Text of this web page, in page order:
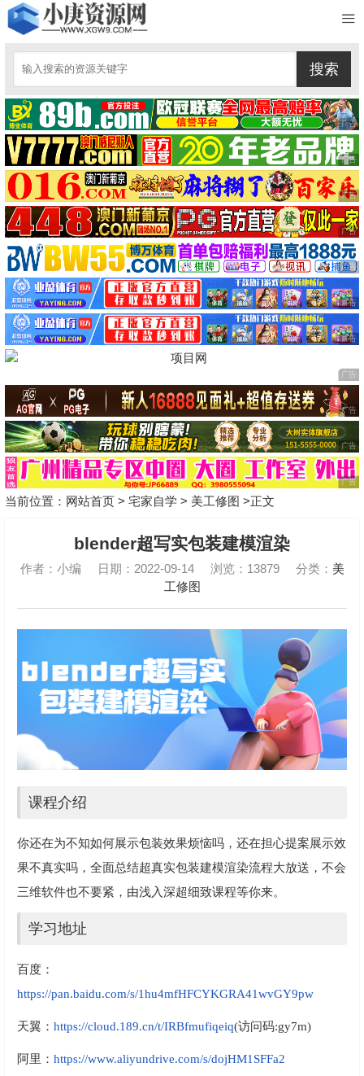
当前位置： 网站首页 > 宅家自学 > 美工修图 >正文
blender超写实包装建模渲染
作者：小编 日期：2022-09-14 浏览：13879 分类： 美
工修图
课程介绍
你还在为不知如何展示包装效果烦恼吗，还在担心提案展示效
果不真实吗，全面总结超真实包装建模渲染流程大放送，不会
三维软件也不要紧，由浅入深超细致课程等你来。
学习地址
百度：
https://pan.baidu.com/s/1hu4mfHFCYKGRA41wvGY9pw
天翼： https://cloud.189.cn/t/IRBfmufiqeiq(访问码:gy7m)
阿里： https://www.aliyundrive.com/s/dojHM1SFFa2